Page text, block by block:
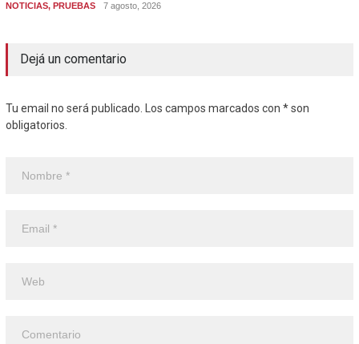
NOTICIAS, PRUEBAS 7 agosto, 2026
Dejá un comentario
Tu email no será publicado. Los campos marcados con * son
obligatorios.